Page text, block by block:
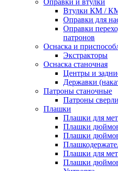
Оправки и втулки
Втулки КМ / КМ
Оправки для
Оправки
патронов
Оснаска и
Экстракторы
Оснаска станочная
Центры и
Державки
Патроны станочные
Патроны
Плашки
Плашки для
Плашки
Плашки
Плашки для
Плашки